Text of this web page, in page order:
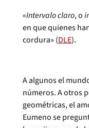
«Intervalo claro, o
en que quienes
cordura» (DLE).
A algunos el
números. A otros
geométricas, el
Eumeno se